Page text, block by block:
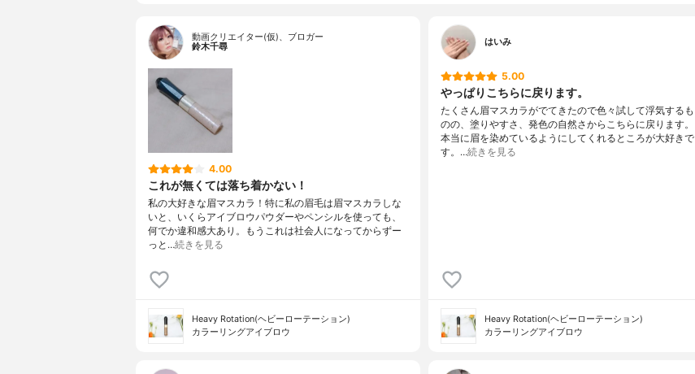
動画クリエイター(仮)、ブロガー
鈴木千尋
4.00
これが無くては落ち着かない！
私の大好きな眉マスカラ！特に私の眉毛は眉マスカラしな
いと、いくらアイブロウパウダーやペンシルを使っても、
何でか違和感大あり。もうこれは社会人になってからずー
っと…続きを見る
Heavy Rotation(ヘビーローテーション)
カラーリングアイブロウ
はいみ
5.00
やっぱりこちらに戻ります。
たくさん眉マスカラがでてきたので色々試して浮気するも
のの、塗りやすさ、発色の自然さからこちらに戻ります。
本当に眉を染めているようにしてくれるところが大好きで
す。…続きを見る
Heavy Rotation(ヘビーローテーション)
カラーリングアイブロウ